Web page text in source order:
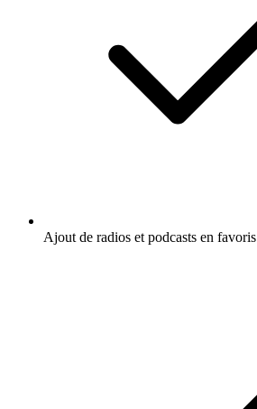
Ajout de radios et podcasts en favoris